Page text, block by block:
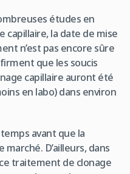
études en
capillaire, la date de mise
n’est pas encore sûre
que les soucis
capillaire auront été
en labo) dans environ
avant que la
D’ailleurs, dans
traitement de clonage